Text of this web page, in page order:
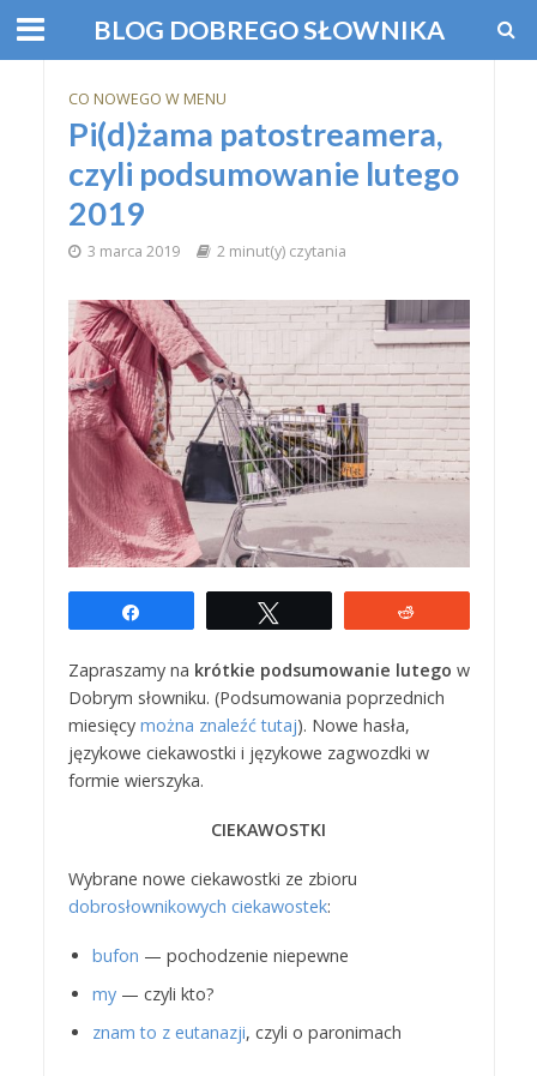
BLOG DOBREGO SŁOWNIKA
CO NOWEGO W MENU
Pi(d)żama patostreamera,
czyli podsumowanie lutego
2019
3 marca 2019 2 minut(y) czytania
Zapraszamy na krótkie podsumowanie lutego w
Dobrym słowniku. (Podsumowania poprzednich
miesięcy można znaleźć tutaj). Nowe hasła,
językowe ciekawostki i językowe zagwozdki w
formie wierszyka.
CIEKAWOSTKI
Wybrane nowe ciekawostki ze zbioru
dobrosłownikowych ciekawostek:
bufon — pochodzenie niepewne
my— czyli kto?
znam to z eutanazji, czyli o paronimach